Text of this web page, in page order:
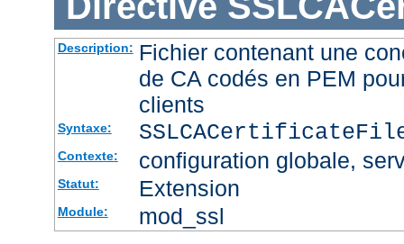
Description: Fichier contenant une
de CA codés en PEM
clients
Syntaxe:
Contexte: configuration globale,
Statut: Extension
Module: mod_ssl